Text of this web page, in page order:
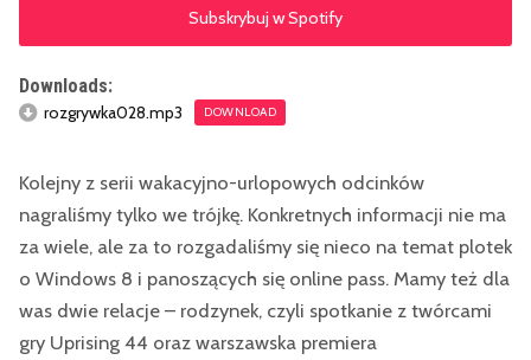
Subskrybuj w Spotify
Downloads:
rozgrywka028.mp3 DOWNLOAD
Kolejny z serii wakacyjno-urlopowych odcinków
nagraliśmy tylko we trójkę. Konkretnych informacji nie ma
za wiele, ale za to rozgadaliśmy się nieco na temat plotek
o Windows 8 i panoszących się online pass. Mamy też dla
was dwie relacje – rodzynek, czyli spotkanie z twórcami
gry Uprising 44 oraz warszawska premiera